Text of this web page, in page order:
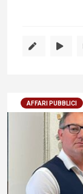
AFFARI PUBBLICI